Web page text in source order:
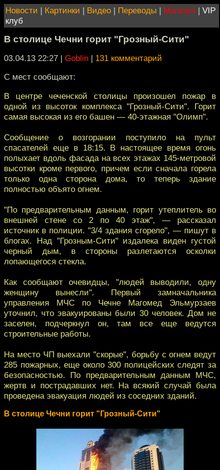
Новости | Картинки | Видео | Переводы | Магазин | VIP
клуб
В столице Чечни горит "Грозный-Сити"
03.04.13 22:27 | Goblin | 131 комментарий
С мест сообщают:
В центре чеченской столицы произошел пожар в
одной из высоток комплекса "Грозный-Сити". Горит
самая высокая из его башен — 40-этажная "Олимп".
Сообщение о возгорании поступило на пульт
спасателей еще в 18:15. В настоящее время огонь
полыхает вдоль фасада на всех этажах 145-метровой
высотки кроме первого, причем если сначала горела
только одна сторона дома, то теперь здание
полностью объято огнем.
"По предварительным данным, горит утеплитель во
внешней стене со 2 по 40 этаж", — рассказал
источник в полиции. "3/4 здания сгорело", — пишут в
блогах. Над "Грозным-Сити" издалека виден густой
черный дым, в стороны разлетаются осколки
лопающегося стекла.
Как сообщают очевидцы, "людей выводили, одну
женщину вынесли". Первый замначальника
управления МЧС по Чечне Магомед Эльмурзаев
уточнил, что эвакуированы были 30 человек. Дом не
заселен, подчеркнул он, там все еще ведутся
строительные работы.
На место ЧП выехали "скорые", борьбу с огнем ведут
285 пожарных, еще около 300 полицейских следят за
безопасностью. По предварительным данным МЧС,
жертв и пострадавших нет. На всякий случай была
проведена эвакуация людей из соседних зданий.
В столице Чечни горит "Грозный-Сити"